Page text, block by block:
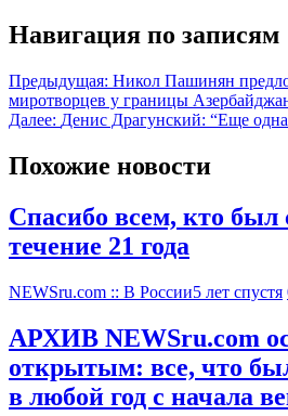
Навигация по записям
Предыдущая: Никол Пашинян
миротворцев у границы
Далее: Денис Драгунский: “Еще
Похожие новости
Спасибо всем, кто был
течение 21 года
NEWSru.com :: В России5 лет спустя
АРХИВ NEWSru.com
открытым: все, что
в любой год с начала